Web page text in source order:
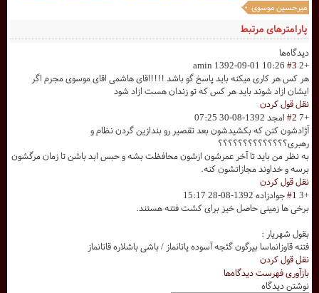
میرحسین موسوی
پارامترهای مرتبط
دیدگاه‌ها
+2
#3
amin 1392-09-01 10:26
هر کس هر کاری میکنه باید پاسخ گو باشد !!!!اقای هاشمی اقای موسوی مجرم اگر
ایشان ازاد شوند باید هر کس که تو زندان هست ازاد شود
نقل قول کردن
+7
#2 امجد 1392-08-30 07:25
آژادشون کنن که بکشیدشون بعد تقصیر رو بندازین گردن نظام و
رهبری؟؟؟؟؟؟؟؟؟؟؟؟؟؟
به نظر من باید تا آخر عمرشون ازشون محافظت بشه و حبس ابد باشن تا زمان مرگشون
برسه و خداوند مجازاتشون کنه.
نقل قول کردن
+3
#1جوادزاده 1392-08-28 15:17
برخی ها زمینی حاصل خیز برای کشت فتنه هستند.
بقول شهریار :
فتنه قاوزانماسا بیرگون گئجه آسوده یاتانماز / باشی باشلاره قاتانماز
نقل قول کردن
بازآوری فهرست دیدگاه‌ها
نوشتن دیدگاه